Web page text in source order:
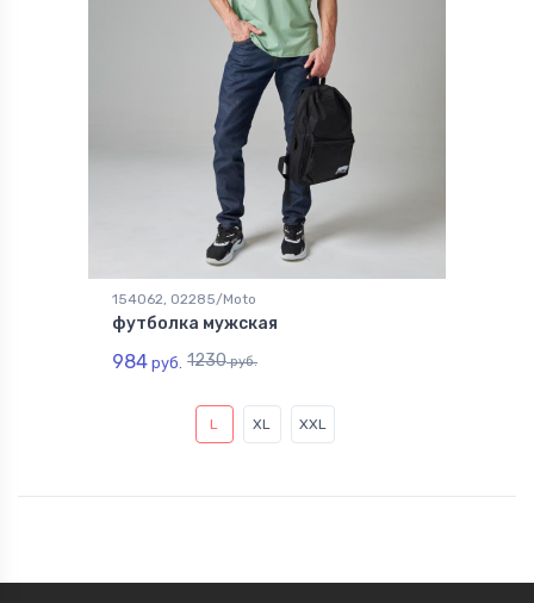
154062, 02285/Moto
футболка мужская
984 руб. 1230руб.
L XL XXL